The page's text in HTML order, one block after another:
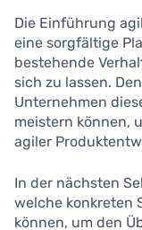
Die Einführung
eine sorgfältige
bestehende
sich zu lassen.
Unternehmen
meistern können,
agiler
In der nächsten
welche konkreten
können, um den